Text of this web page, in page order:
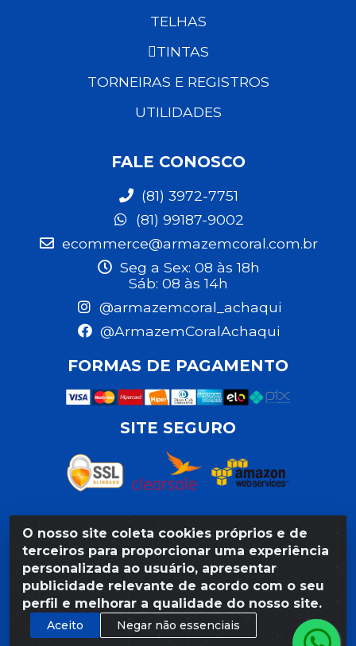
O nosso site coleta cookies próprios e de
terceiros para proporcionar uma experiência
personalizada ao usuário, apresentar
publicidade relevante de acordo com o seu
perfil e melhorar a qualidade do nosso site.
Aceito
Negar não essenciais
TELHAS
TINTAS
TORNEIRAS E REGISTROS
UTILIDADES
FALE CONOSCO
(81) 3972-7751
(81) 99187-9002
ecommerce@armazemcoral.com.br
Seg a Sex: 08 às 18h
Sáb: 08 às 14h
@armazemcoral_achaqui
@ArmazemCoralAchaqui
FORMAS DE PAGAMENTO
SITE SEGURO
Razão Social: Armazém Coral LTDA - Rua da Praia,
103 - São José - Recife/PE - CEP 50020-550 -
CNPJ 11.623.188/0027-80